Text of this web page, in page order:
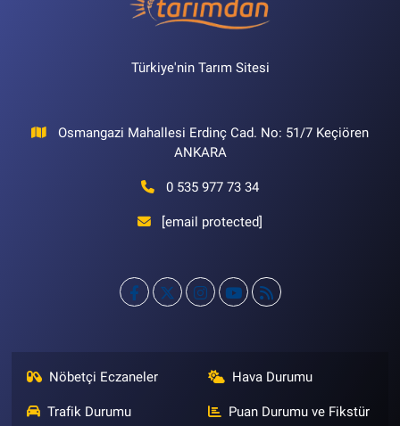
Türkiye'nin Tarım Sitesi
Osmangazi Mahallesi Erdinç Cad. No: 51/7 Keçiören
ANKARA
0 535 977 73 34
[email protected]
Nöbetçi Eczaneler Hava Durumu
Trafik Durumu Puan Durumu ve Fikstür